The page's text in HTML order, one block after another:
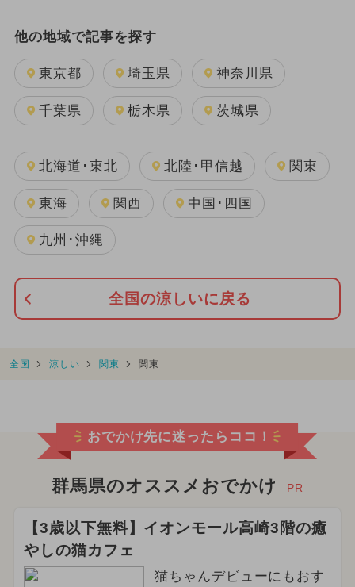
他の地域で記事を探す
東京都 埼玉県 神奈川県
千葉県 栃木県 茨城県
北海道･東北 北陸･甲信越 関東
東海 関西 中国･四国
九州･沖縄
全国の涼しいに戻る
全国 涼しい 関東 関東
おでかけ先に迷ったらココ！
群馬県のオススメおでかけ PR
【3歳以下無料】イオンモール高崎3階の癒
やしの猫カフェ
猫ちゃんデビューにもおす